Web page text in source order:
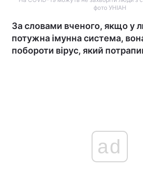
фото УНІАН
За словами вченого, якщо у
потужна імунна система,
побороти вірус, який
ad